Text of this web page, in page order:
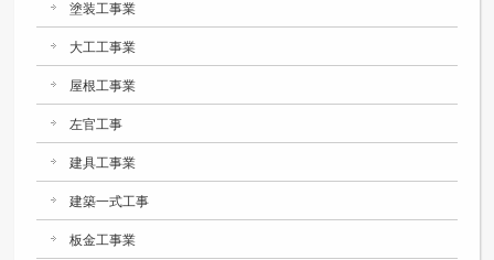
塗装工事業
大工工事業
屋根工事業
左官工事
建具工事業
建築一式工事
板金工事業